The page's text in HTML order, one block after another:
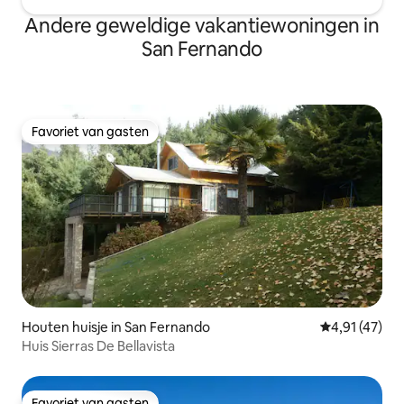
Andere geweldige vakantiewoningen in
San Fernando
Favoriet van gasten
Favoriet van gasten
Houten huisje in San Fernando Gemiddelde
4,91 (47)
Huis Sierras De Bellavista